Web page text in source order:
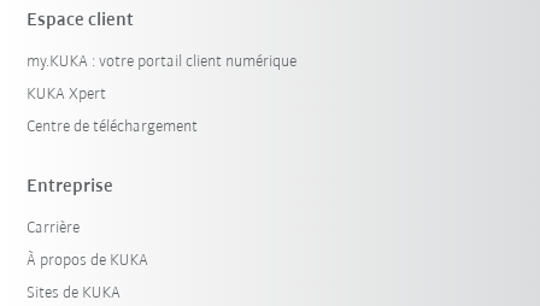
Espace client
my.KUKA : votre portail client numérique
KUKA Xpert
Centre de téléchargement
Entreprise
Carrière
À propos de KUKA
Sites de KUKA